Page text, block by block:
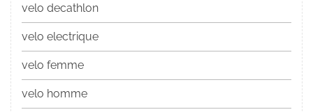
velo decathlon
velo electrique
velo femme
velo homme